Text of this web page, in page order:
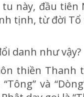
tu này, đầu tiên
tịnh, từ đời Tổ
danh như vậy?
thiền Thanh
và